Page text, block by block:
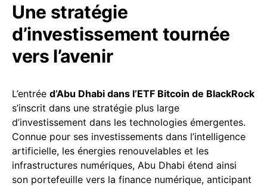
Une stratégie
d’investissement tournée
vers l’avenir
L’entrée d’Abu Dhabi dans l’ETF Bitcoin de BlackRock
s’inscrit dans une stratégie plus large
d’investissement dans les technologies émergentes.
Connue pour ses investissements dans l’intelligence
artificielle, les énergies renouvelables et les
infrastructures numériques, Abu Dhabi étend ainsi
son portefeuille vers la finance numérique, anticipant